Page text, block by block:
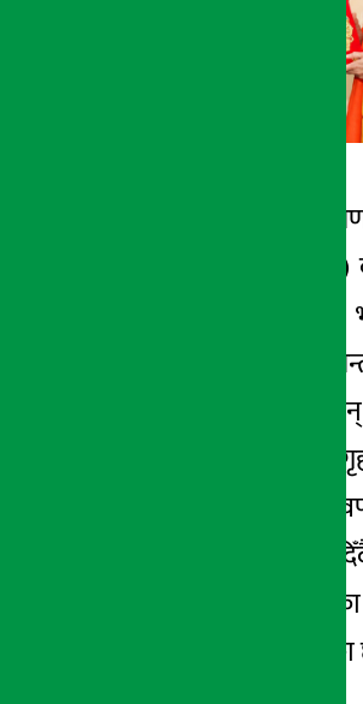
काठमाडौँ । भारत
स्वतन्त्र पार्टी
लामिछानेले मंगलबार
अमित शाह र
सँग भेटवार्ता गरेका
भएको भेटमा
लामिछानेलाई
सफलताप्रति बधाई
सरकारको
शुभकामना व्यक्त